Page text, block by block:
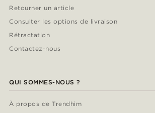
Retourner un article
Consulter les options de livraison
Rétractation
Contactez-nous
QUI SOMMES-NOUS ?
À propos de Trendhim